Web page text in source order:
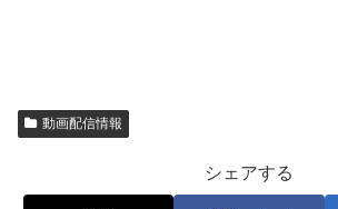
動画配信情報
シェアする